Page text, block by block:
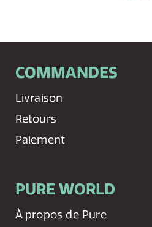
COMMANDES
Livraison
Retours
Paiement
PURE WORLD
À propos de Pure